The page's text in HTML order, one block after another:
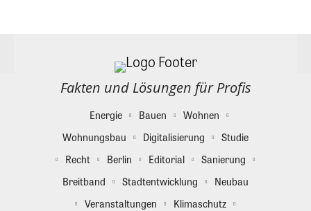
Fakten und Lösungen für Profis
Energie Bauen
Wohnen
Wohnungsbau
Digitalisierung
Studie
Recht
Berlin Editorial
Sanierung
Breitband
Stadtentwicklung
Neubau
Veranstaltungen
Klimaschutz